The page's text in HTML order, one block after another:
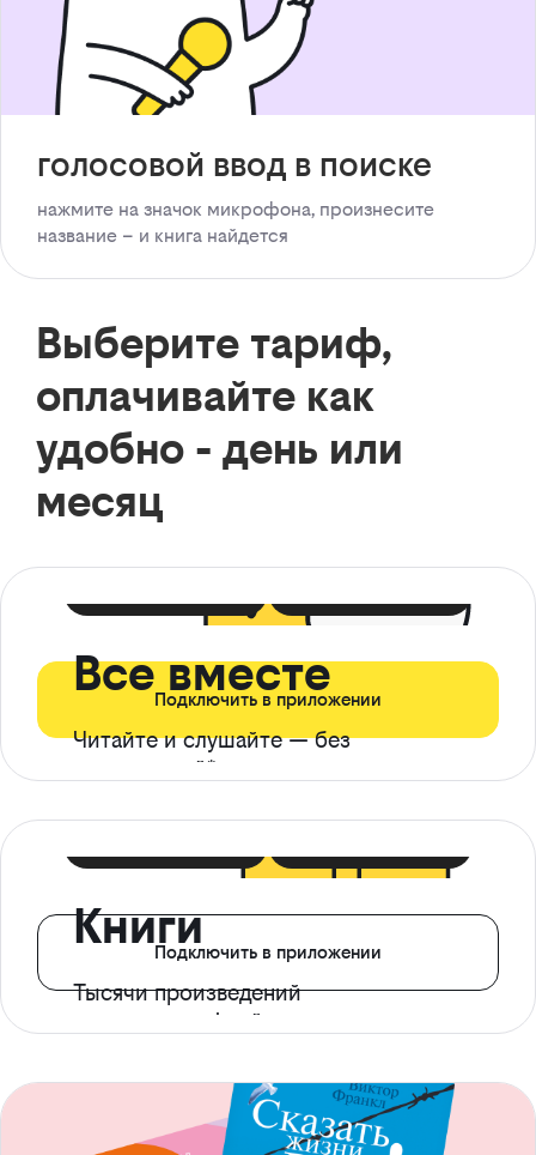
голосовой ввод в поиске
нажмите на значок микрофона, произнесите
название – и книга найдется
Выберите тариф,
оплачивайте как
удобно - день или
месяц
Все вместе
Читайте и слушайте — без
ограничений*
Подключить в приложении
Книги
Тысячи произведений
с доступом офлайн
Подключить в приложении